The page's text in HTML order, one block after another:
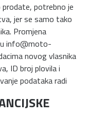
potrebno je
jer se samo tako
Promjena
info@moto-
novog vlasnika
ID broj plovila i
podataka radi